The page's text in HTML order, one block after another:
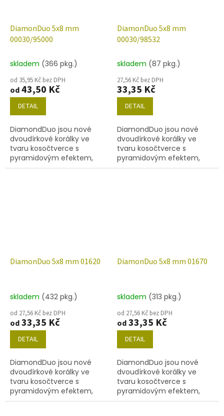
DiamonDuo 5x8 mm
00030/95000
skladem (366 pkg.)
od 35,95 Kč bez DPH
od43,50 Kč
DETAIL
DiamondDuo jsou nové
dvoudírkové korálky ve
tvaru kosočtverce s
pyramidovým efektem,
velikost 5x8 mm, obsah
DiamonDuo 5x8 mm
00030/98532
skladem (87 pkg.)
27,56 Kč bez DPH
33,35 Kč
DETAIL
DiamondDuo jsou nové
dvoudírkové korálky ve
tvaru kosočtverce s
pyramidovým efektem,
velikost 5x8 mm, obsah
DiamonDuo 5x8 mm 01620
skladem (432 pkg.)
od 27,56 Kč bez DPH
od33,35 Kč
DETAIL
DiamondDuo jsou nové
dvoudírkové korálky ve
tvaru kosočtverce s
pyramidovým efektem,
velikost 5x8 mm, obsah
DiamonDuo 5x8 mm 01670
skladem (313 pkg.)
od 27,56 Kč bez DPH
od33,35 Kč
DETAIL
DiamondDuo jsou nové
dvoudírkové korálky ve
tvaru kosočtverce s
pyramidovým efektem,
velikost 5x8 mm, obsah